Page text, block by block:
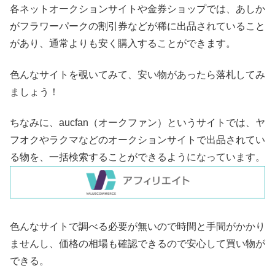
各ネットオークションサイトや金券ショップでは、あしか
がフラワーパークの割引券などが稀に出品されていること
があり、通常よりも安く購入することができます。
色んなサイトを覗いてみて、安い物があったら落札してみ
ましょう！
ちなみに、aucfan（オークファン）というサイトでは、ヤ
フオクやラクマなどのオークションサイトで出品されてい
る物を、一括検索することができるようになっています。
色んなサイトで調べる必要が無いので時間と手間がかかり
ませんし、価格の相場も確認できるので安心して買い物が
できる。